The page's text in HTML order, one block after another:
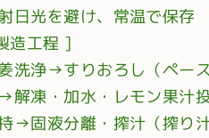
日光を避け、常温で保存
造工程 ]
洗浄→すりおろし（ペー
解凍・加水・レモン果汁
→固液分離・搾汁（搾り